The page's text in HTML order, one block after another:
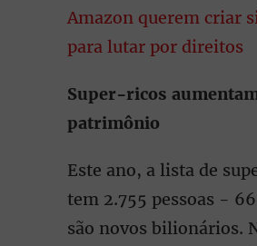
Amazon querem criar
para lutar por direitos
Super-ricos
patrimônio
Este ano, a lista de
tem 2.755 pessoas -
são novos bilionários.